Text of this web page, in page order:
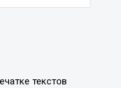
текстов